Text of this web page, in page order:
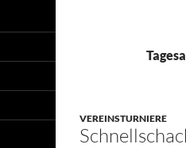
VEREINSTURNIERE